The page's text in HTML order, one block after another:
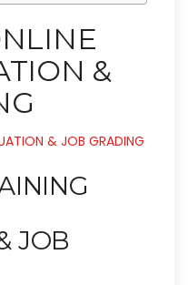
&
JOB